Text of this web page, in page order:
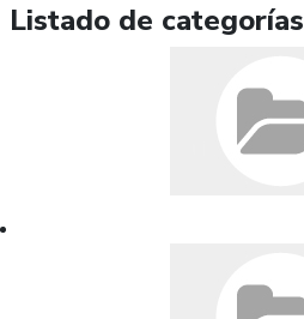
Listado de categorías